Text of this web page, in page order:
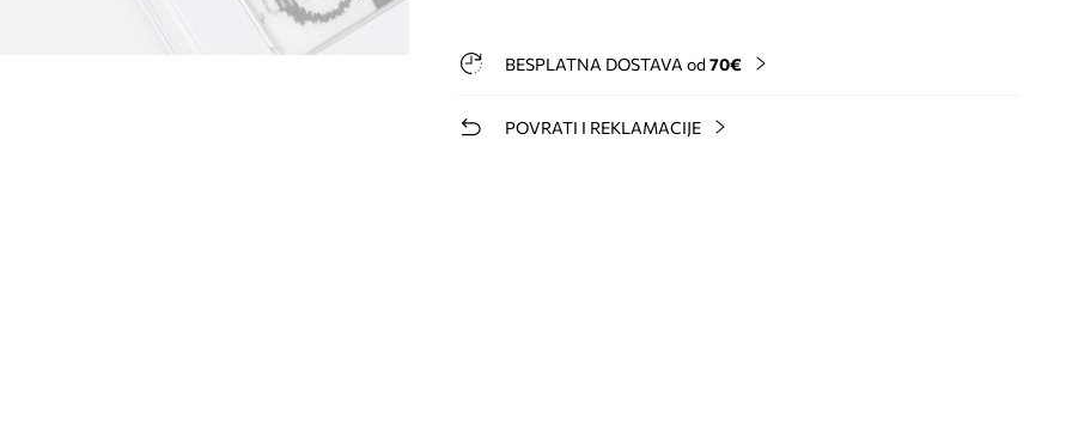
BESPLATNA DOSTAVA od 70€
POVRATI I REKLAMACIJE